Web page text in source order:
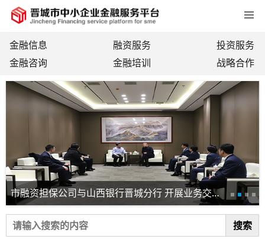
金融信息 融资服务
投资服务
金融咨询
金融培训 战略合作
市融资担保公司与山西银行晋城分行 开展业务交流座谈
搜索